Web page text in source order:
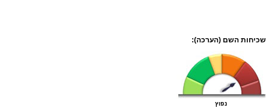
שכיחות השם (הערכה):
נפוץ